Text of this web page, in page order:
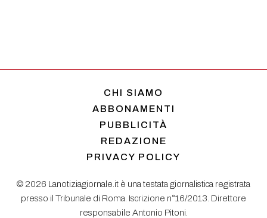
CHI SIAMO
ABBONAMENTI
PUBBLICITÀ
REDAZIONE
PRIVACY POLICY
© 2026 Lanotiziagiornale.it è una testata giornalistica registrata
presso il Tribunale di Roma. Iscrizione n°16/2013. Direttore
responsabile Antonio Pitoni.